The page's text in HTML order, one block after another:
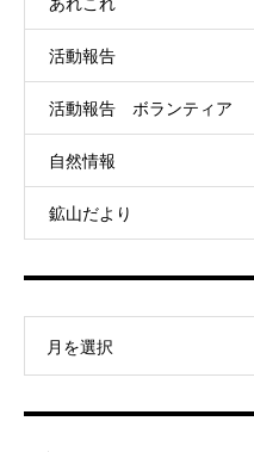
活動報告
活動報告 ボランティア
自然情報
鉱山だより
月を選択